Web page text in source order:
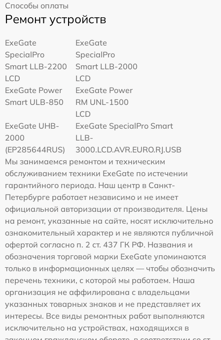
Способы оплаты
Ремонт устройств
ExeGate
SpecialPro
Smart LLB-2200
LCD
ExeGate
SpecialPro
Smart LLB-2000
LCD
ExeGate Power
Smart ULB-850
ExeGate Power
RM UNL-1500
LCD
ExeGate UHB-
2000
(EP285644RUS)
ExeGate SpecialPro Smart
LLB-
3000.LCD.AVR.EURO.RJ.USB
Мы занимаемся ремонтом и техническим
обслуживанием техники ExeGate по истечении
гарантийного периода. Наш центр в Санкт-
Петербурге работает независимо и не имеет
официальной авторизации от производителя. Цены
на ремонт, указанные на сайте, носят исключительно
ознакомительный характер и не являются публичной
офертой согласно п. 2 ст. 437 ГК РФ. Названия и
обозначения торговой марки ExeGate упоминаются
только в информационных целях — чтобы обозначить
перечень техники, с которой мы работаем. Наша
организация не аффилирована с владельцами
указанных товарных знаков и не представляет их
интересы. Все виды ремонтных работ выполняются
исключительно на устройствах, находящихся в